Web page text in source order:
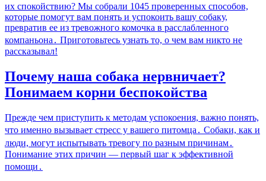
их спокойствию? Мы собрали 1045 проверенных способов,
которые помогут вам понять и успокоить вашу собаку,
превратив ее из тревожного комочка в расслабленного
компаньона․ Приготовьтесь узнать то, о чем вам никто не
рассказывал!
Почему наша собака нервничает?
Понимаем корни беспокойства
Прежде чем приступить к методам успокоения, важно понять,
что именно вызывает стресс у вашего питомца․ Собаки, как и
люди, могут испытывать тревогу по разным причинам․
Понимание этих причин — первый шаг к эффективной
помощи․